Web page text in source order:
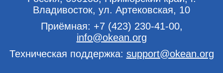
Владивосток, ул. Артековская, 10
Приёмная: +7 (423) 230-41-00,
info@okean.org
Техническая поддержка: support@okean.org